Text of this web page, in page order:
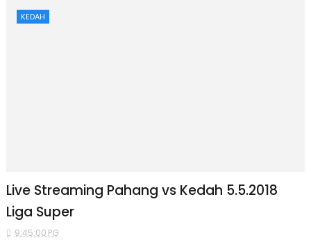
KEDAH
Live Streaming Pahang vs Kedah 5.5.2018
Liga Super
9:45:00 PG